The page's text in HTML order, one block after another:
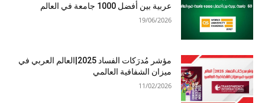
عربية بين أفضل 1000 جامعة في العالم
19/06/2026
مؤشر مُدرَكات الفساد 2025|العالم العربي في
ميزان الشفافية العالمي
11/02/2026